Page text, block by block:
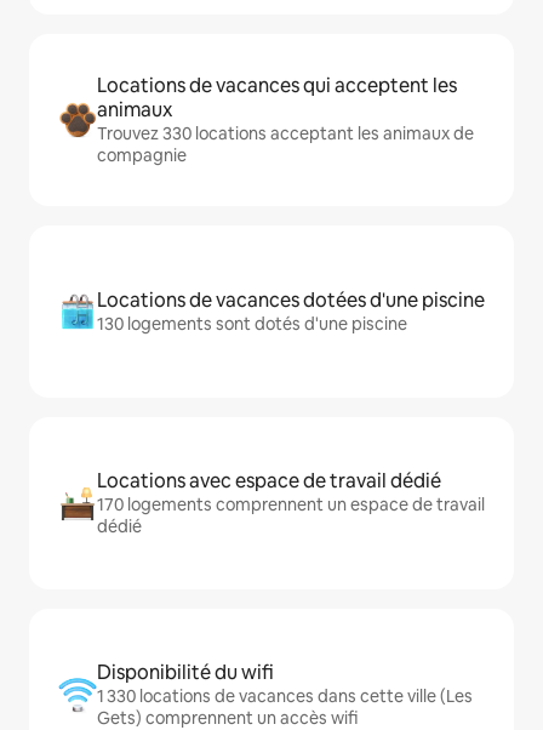
Locations de vacances qui acceptent les
animaux
Trouvez 330 locations acceptant les animaux de
compagnie
Locations de vacances dotées d'une piscine
130 logements sont dotés d'une piscine
Locations avec espace de travail dédié
170 logements comprennent un espace de travail
dédié
Disponibilité du wifi
1 330 locations de vacances dans cette ville (Les
Gets) comprennent un accès wifi